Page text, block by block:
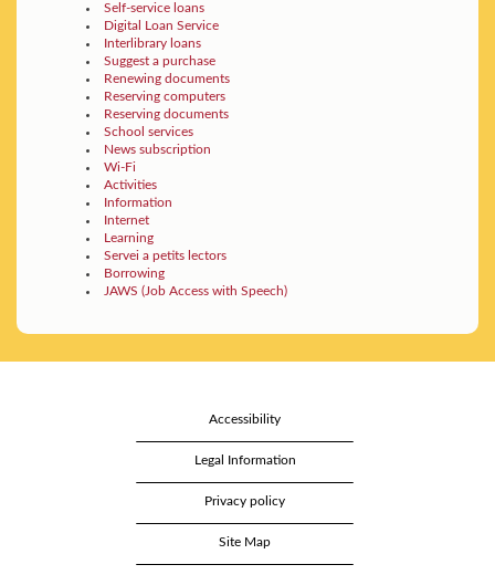
Self-service loans
Digital Loan Service
Interlibrary loans
Suggest a purchase
Renewing documents
Reserving computers
Reserving documents
School services
News subscription
Wi-Fi
Activities
Information
Internet
Learning
Servei a petits lectors
Borrowing
JAWS (Job Access with Speech)
Accessibility
Legal Information
Privacy policy
Site Map